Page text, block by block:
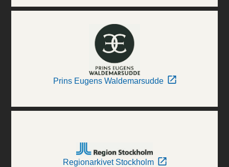
Prins Eugens Waldemarsudde
Regionarkivet Stockholm